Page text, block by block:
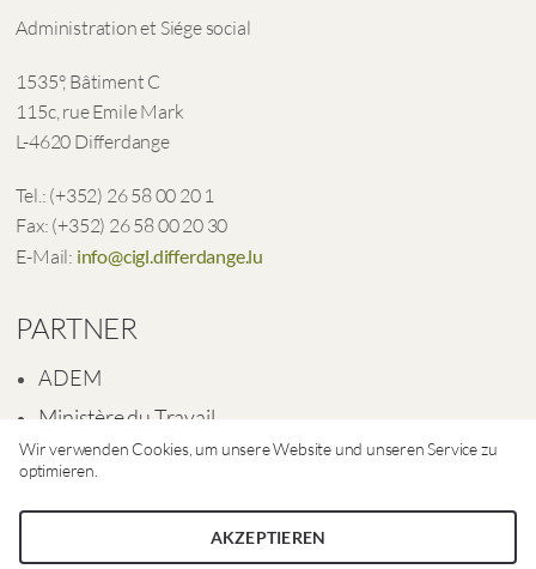
Wir verwenden Cookies, um unsere Website und unseren Service zu
optimieren.
AKZEPTIEREN
Administration et Siége social
1535°, Bâtiment C
115c, rue Emile Mark
L-4620 Differdange
Tel.: (+352) 26 58 00 20 1
Fax: (+352) 26 58 00 20 30
E-Mail: info@cigl.differdange.lu
PARTNER
ADEM
Ministère du Travail
Ville de Differdange